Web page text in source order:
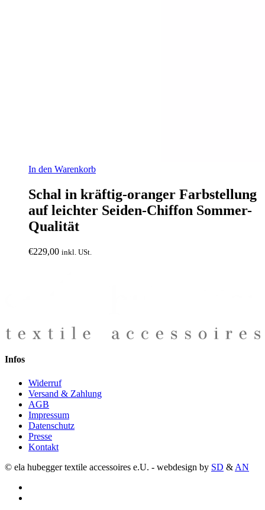
In den Warenkorb
Schal in kräftig-oranger Farbstellung
auf leichter Seiden-Chiffon Sommer-
Qualität
€229,00 inkl. USt.
Infos
Widerruf
Versand & Zahlung
AGB
Impressum
Datenschutz
Presse
Kontakt
© ela hubegger textile accessoires e.U. - webdesign by SD & AN